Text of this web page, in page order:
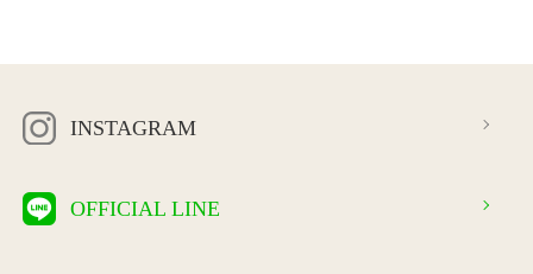
INSTAGRAM
OFFICIAL LINE